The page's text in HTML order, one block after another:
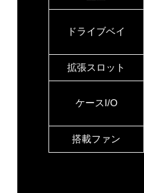
ドライブベイ
拡張スロット
ケースI/O
搭載ファン